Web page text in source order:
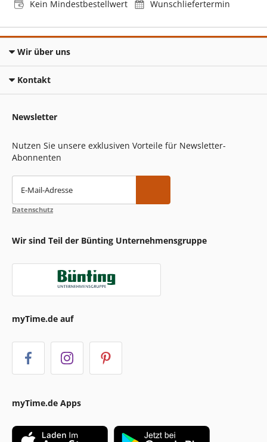
Kein Mindestbestellwert
Wunschliefertermin
Wir über uns
Kontakt
Newsletter
Nutzen Sie unsere exklusiven Vorteile für Newsletter-
Abonnenten
E-Mail-Adresse
Datenschutz
Wir sind Teil der Bünting Unternehmensgruppe
myTime.de auf
myTime.de Apps